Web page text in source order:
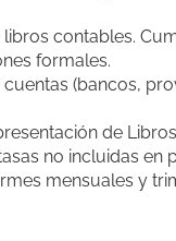
contables.
formales.
(bancos,
de
no incluidas en
mensuales y